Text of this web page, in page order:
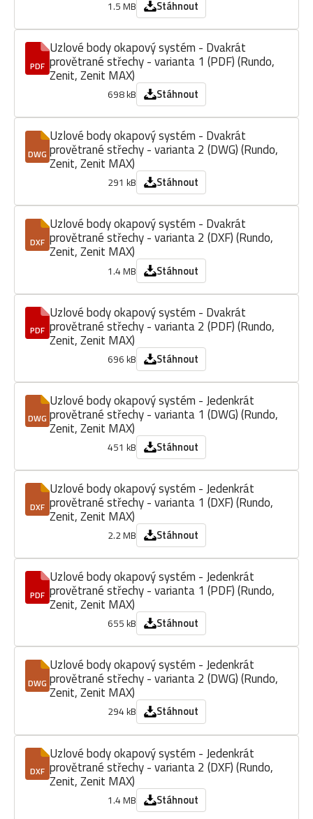
1.5 MB Stáhnout
PDF
Uzlové body okapový systém - Dvakrát
provětrané střechy - varianta 1 (PDF) (Rundo,
Zenit, Zenit MAX)
698 kB Stáhnout
DWG
Uzlové body okapový systém - Dvakrát
provětrané střechy - varianta 2 (DWG) (Rundo,
Zenit, Zenit MAX)
291 kB Stáhnout
DXF
Uzlové body okapový systém - Dvakrát
provětrané střechy - varianta 2 (DXF) (Rundo,
Zenit, Zenit MAX)
1.4 MB Stáhnout
PDF
Uzlové body okapový systém - Dvakrát
provětrané střechy - varianta 2 (PDF) (Rundo,
Zenit, Zenit MAX)
696 kB Stáhnout
DWG
Uzlové body okapový systém - Jedenkrát
provětrané střechy - varianta 1 (DWG) (Rundo,
Zenit, Zenit MAX)
451 kB Stáhnout
DXF
Uzlové body okapový systém - Jedenkrát
provětrané střechy - varianta 1 (DXF) (Rundo,
Zenit, Zenit MAX)
2.2 MB Stáhnout
PDF
Uzlové body okapový systém - Jedenkrát
provětrané střechy - varianta 1 (PDF) (Rundo,
Zenit, Zenit MAX)
655 kB Stáhnout
DWG
Uzlové body okapový systém - Jedenkrát
provětrané střechy - varianta 2 (DWG) (Rundo,
Zenit, Zenit MAX)
294 kB Stáhnout
DXF
Uzlové body okapový systém - Jedenkrát
provětrané střechy - varianta 2 (DXF) (Rundo,
Zenit, Zenit MAX)
1.4 MB Stáhnout